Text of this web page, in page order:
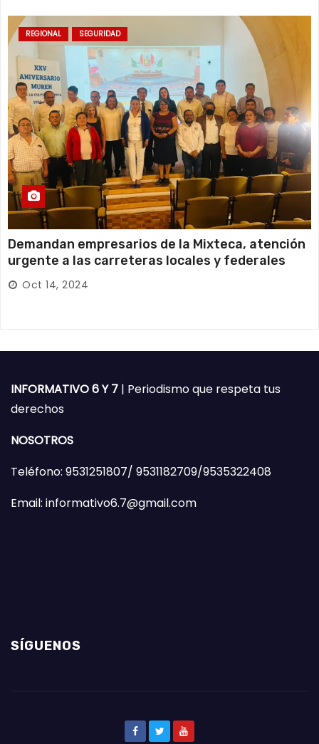
REGIONAL SEGURIDAD
Demandan empresarios de la Mixteca, atención
urgente a las carreteras locales y federales
Oct 14, 2024
INFORMATIVO 6 Y 7 | Periodismo que respeta tus
derechos
NOSOTROS
Teléfono: 9531251807/ 9531182709/9535322408
Email: informativo6.7@gmail.com
SÍGUENOS